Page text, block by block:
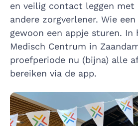
en veilig contact leggen met
andere zorgverlener. Wie
gewoon een appje sturen. In
Medisch Centrum in
proefperiode nu (bijna) alle
bereiken via de app.